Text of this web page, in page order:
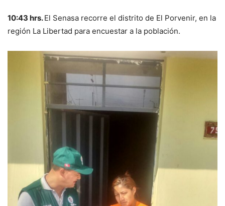
10:43 hrs.El Senasa recorre el distrito de El Porvenir, en la
región La Libertad para encuestar a la población.